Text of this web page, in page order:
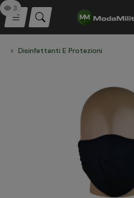
Disinfettanti E Protezioni
3